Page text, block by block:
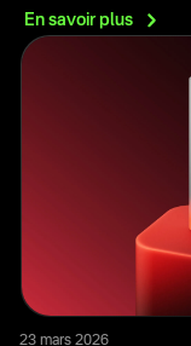
En savoirplus
23 mars 2026